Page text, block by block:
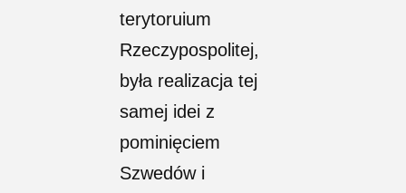
terytoruium
Rzeczypospolitej,
była realizacja tej
samej idei z
pominięciem
Szwedów i